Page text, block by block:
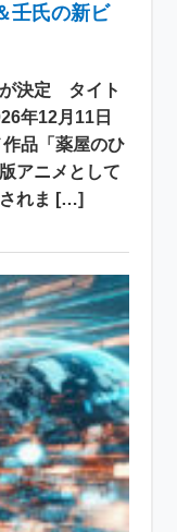
壬氏の新ビ
が決定 タイト
年12月11日
作品「薬屋のひ
アニメとして
れま […]